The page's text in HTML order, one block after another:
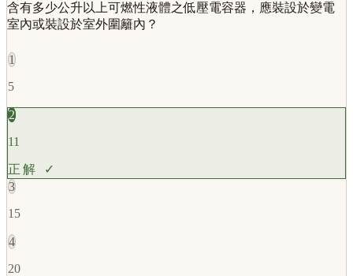
含有多少公升以上可燃性液體之低壓電容器，應裝設於變電
室內或裝設於室外圍籬內？
1
5
2
11
正解 ✓
3
15
4
20